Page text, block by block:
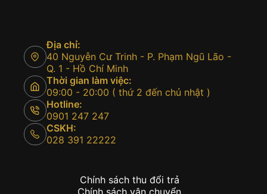
Địa chỉ:
40 Nguyễn Cư Trinh - P. Phạm Ngũ Lão -
Q. 1 - Hồ Chí Minh
Thời gian làm việc:
09:00 - 20:00 ( thứ 2 đến chủ nhật )
Hotline:
0901 247 247
CSKH:
028 391 22222
Chính sách thu đổi trả